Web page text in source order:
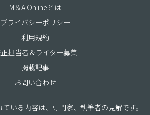
M＆A Onlineとは
プライバシーポリシー
利用規約
担当者＆ライター募集
掲載記事
お問い合わせ
いる内容は、専門家、執筆者の見解です。